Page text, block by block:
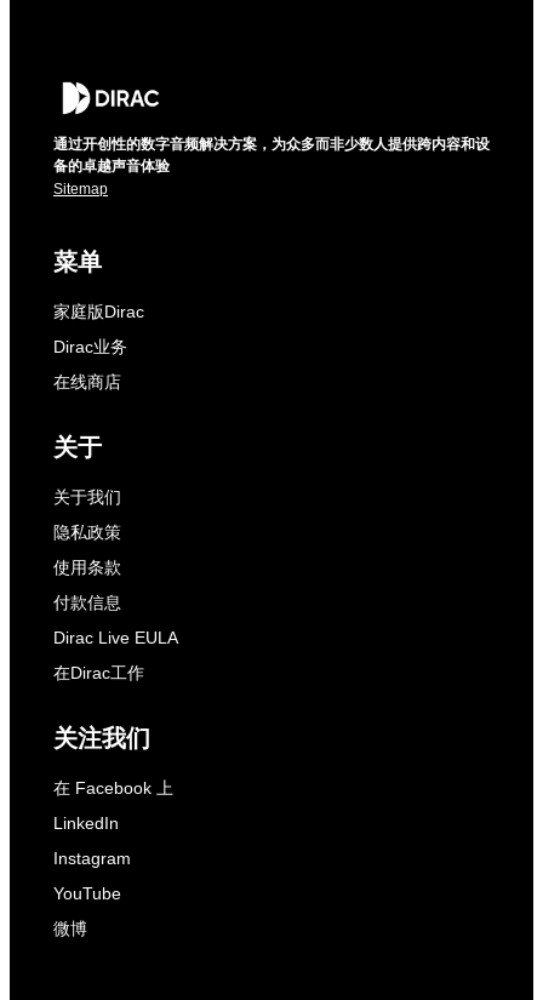
通过开创性的数字音频解决方案，为众多而非少数人提供跨内容和设
备的卓越声音体验
Sitemap
菜单
家庭版Dirac
Dirac业务
在线商店
关于
关于我们
隐私政策
使用条款
付款信息
Dirac Live EULA
在Dirac工作
关注我们
在 Facebook 上
LinkedIn
Instagram
YouTube
微博